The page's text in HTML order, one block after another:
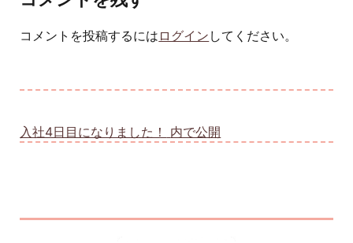
コメントを投稿するには ログイン してください。
入社4日目になりました！
内で公開